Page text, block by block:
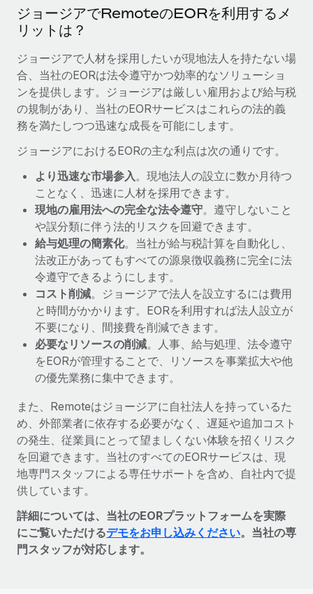
スしました。...
詳細を見る
給与詐欺：種類、事例、ビジネスを守る方法
給与, 賃金は詐欺の特に魅力的な標的です。多額の資金がシステ
ム間で頻繁に移動しているためです。このため、自社のビジネス
を保護することは極めて重要です。...
詳細を見る
ジョージアでRemoteのEORを利用するメ
リットは？
ジョージアで人材を採用したいが現地法人を持たない場
合、当社のEORは法令遵守かつ効率的なソリューショ
ンを提供します。ジョージアは厳しい雇用および給与税
の規制があり、当社のEORサービスはこれらの法的義
務を満たしつつ迅速な成長を可能にします。
ジョージアにおけるEORの主な利点は次の通りです。
より迅速な市場参入 。現地法人の設立に数か月待つ
ことなく、迅速に人材を採用できます。
現地の雇用法への完全な法令遵守。遵守しないこと
や誤分類に伴う法的リスクを回避できます。
給与処理の簡素化。当社が給与税計算を自動化し、
法改正があってもすべての源泉徴収義務に完全に法
令遵守できるようにします。
コスト削減。ジョージアで法人を設立するには費用
と時間がかかります。EORを利用すれば法人設立が
不要になり、間接費を削減できます。
必要なリソースの削減。人事、給与処理、法令遵守
をEORが管理することで、リソースを事業拡大や他
の優先業務に集中できます。
また、Remoteはジョージアに自社法人を持っているた
め、外部業者に依存する必要がなく、遅延や追加コスト
の発生、従業員にとって望ましくない体験を招くリスク
を回避できます。当社のすべてのEORサービスは、現
地専門スタッフによる専任サポートを含め、自社内で提
供しています。
詳細については、当社のEORプラットフォームを実際
にご覧いただけるデモをお申し込みください。当社の専
門スタッフが対応します。